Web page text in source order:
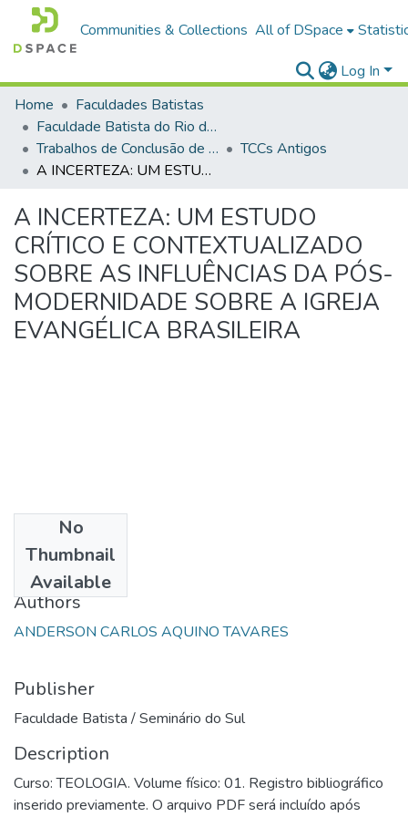
Communities & Collections All of DSpace
Log In
Home
Faculdades Batistas
Faculdade Batista do Rio de Janeiro (FABAT-RJ)
Trabalhos de Conclusão de Curso (TCC)
TCCs Antigos
A INCERTEZA: UM ESTUDO CRÍTICO E CONTEXTUALIZADO SOBRE AS INFLUÊNCIAS DA PÓS-MODERNIDADE SOBRE A IGREJA EVANGÉLICA BRASILEIRA
A INCERTEZA: UM ESTUDO
CRÍTICO E CONTEXTUALIZADO
SOBRE AS INFLUÊNCIAS DA PÓS-
MODERNIDADE SOBRE A IGREJA
EVANGÉLICA BRASILEIRA
No
Thumbnail
Available
2003
Authors
ANDERSON CARLOS AQUINO TAVARES
Publisher
Faculdade Batista / Seminário do Sul
Description
Curso: TEOLOGIA. Volume físico: 01. Registro bibliográfico
inserido previamente. O arquivo PDF será incluído após